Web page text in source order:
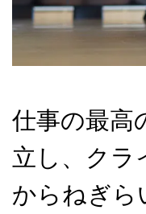
仕事の最高
立し、クラ
からねぎら